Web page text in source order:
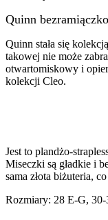
Quinn
Quinn stała się
takowej nie może
otwartomiskowy i
kolekcji Cleo.
Jest to plandżo-
Miseczki są gładkie i
sama złota biżuteria,
Rozmiary: 28 E-G,